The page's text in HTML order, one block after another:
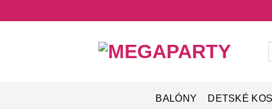
to
BALÓNY DETSKÉ